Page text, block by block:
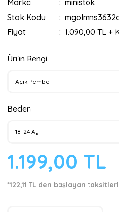
Marka
ministok
Stok Kodu
Fiyat
1.090,00 TL +
Ürün Rengi
Beden
1.199,00 TL
*122,11 TL den başlayan